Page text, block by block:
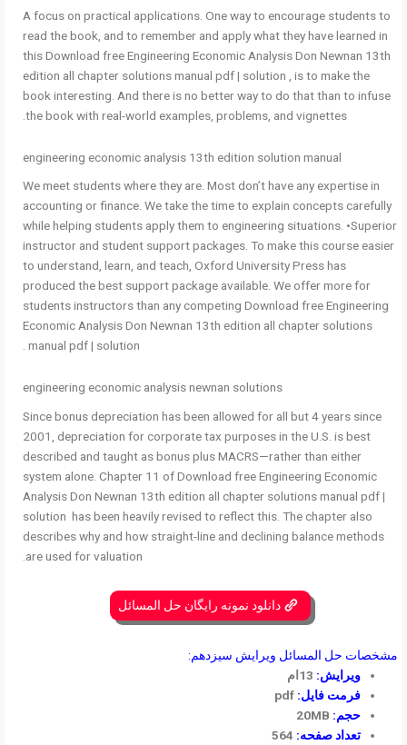
A focus on practical applications. One way to encourage students to
read the book, and to remember and apply what they have learned in
this Download free Engineering Economic Analysis Don Newnan 13th
edition all chapter solutions manual pdf | solution , is to make the
book interesting. And there is no better way to do that than to infuse
the book with real-world examples, problems, and vignettes.
engineering economic analysis 13th edition solution manual
We meet students where they are. Most don’t have any expertise in
accounting or finance. We take the time to explain concepts carefully
while helping students apply them to engineering situations. •Superior
instructor and student support packages. To make this course easier
to understand, learn, and teach, Oxford University Press has
produced the best support package available. We offer more for
students instructors than any competing Download free Engineering
Economic Analysis Don Newnan 13th edition all chapter solutions
manual pdf | solution .
engineering economic analysis newnan solutions
Since bonus depreciation has been allowed for all but 4 years since
2001, depreciation for corporate tax purposes in the U.S. is best
described and taught as bonus plus MACRS—rather than either
system alone. Chapter 11 of Download free Engineering Economic
Analysis Don Newnan 13th edition all chapter solutions manual pdf |
solution has been heavily revised to reflect this. The chapter also
describes why and how straight-line and declining balance methods
are used for valuation.
دانلود نمونه رایگان حل المسائل
مشخصات حل المسائل ویرایش سیزدهم:
ویرایش: 13ام
فرمت فایل: pdf
حجم:
تعداد صفحه: